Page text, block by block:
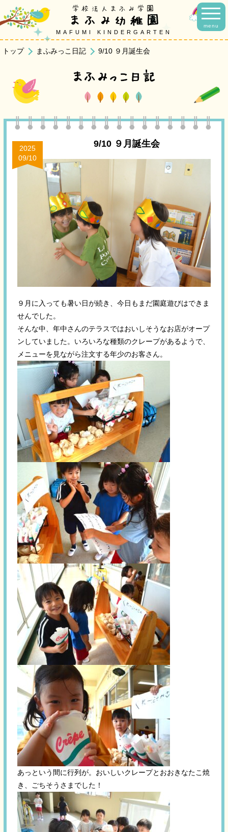
menu
学校法人まふみ学園
まふみ幼稚園
MAFUMI KINDERGARTEN
トップ まふみっこ日記 9/10 ９月誕生会
まふみっこ日記
9/10 ９月誕生会
2025
09/10
９月に入っても暑い日が続き、今日もまだ園庭遊びはできま
せんでした。
そんな中、年中さんのテラスではおいしそうなお店がオープ
ンしていました。いろいろな種類のクレープがあるようで、
メニューを見ながら注文する年少のお客さん。
あっという間に行列が。おいしいクレープとおおきなたこ焼
き、ごちそうさまでした！